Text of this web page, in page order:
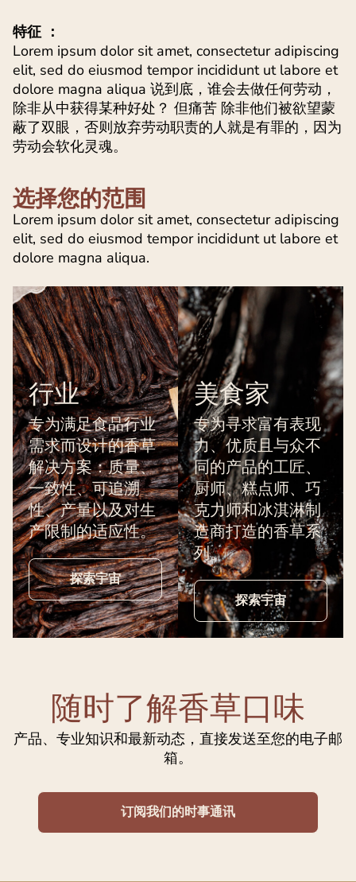
特征 ：
Lorem ipsum dolor sit amet, consectetur adipiscing
elit, sed do eiusmod tempor incididunt ut labore et
dolore magna aliqua 说到底，谁会去做任何劳动，
除非从中获得某种好处？ 但痛苦 除非他们被欲望蒙
蔽了双眼，否则放弃劳动职责的人就是有罪的，因为
劳动会软化灵魂。
选择您的范围
Lorem ipsum dolor sit amet, consectetur adipiscing
elit, sed do eiusmod tempor incididunt ut labore et
dolore magna aliqua.
行业
专为满足食品行业
需求而设计的香草
解决方案：质量、
一致性、可追溯
性、产量以及对生
产限制的适应性。
探索宇宙
美食家
专为寻求富有表现
力、优质且与众不
同的产品的工匠、
厨师、糕点师、巧
克力师和冰淇淋制
造商打造的香草系
列。
探索宇宙
随时了解香草口味
产品、专业知识和最新动态，直接发送至您的电子邮
箱。
订阅我们的时事通讯